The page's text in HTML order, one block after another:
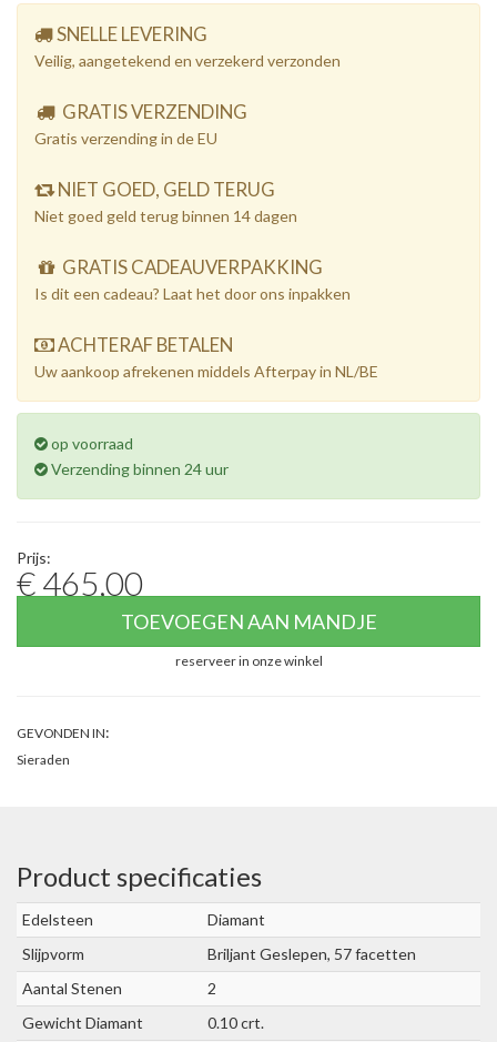
SNELLE LEVERING
Veilig, aangetekend en verzekerd verzonden
GRATIS VERZENDING
Gratis verzending in de EU
NIET GOED, GELD TERUG
Niet goed geld terug binnen 14 dagen
GRATIS CADEAUVERPAKKING
Is dit een cadeau? Laat het door ons inpakken
ACHTERAF BETALEN
Uw aankoop afrekenen middels Afterpay in NL/BE
op voorraad
Verzending binnen 24 uur
Prijs:
€ 465,00
TOEVOEGEN AAN MANDJE
reserveer in onze winkel
GEVONDEN IN:
Sieraden
Product specificaties
Edelsteen
Diamant
Slijpvorm
Briljant Geslepen, 57 facetten
Aantal Stenen
2
Gewicht Diamant
0.10 crt.